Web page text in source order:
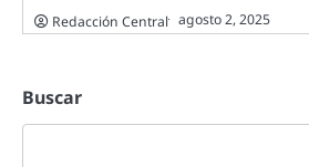
Redacción Central agosto 2, 2025
Buscar